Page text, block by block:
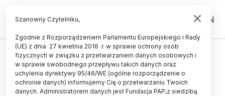
PL EN
ŚWIAT
Aktywność fizyczna zmniejsza
ryzyko chorób przewlekłych
Szanowny Czytelniku,
Zgodnie z Rozporządzeniem Parlamentu Europejskiego i Rady
(UE) z dnia 27 kwietnia 2016 r. w sprawie ochrony osób
fizycznych w związku z przetwarzaniem danych osobowych i
w sprawie swobodnego przepływu takich danych oraz
uchylenia dyrektywy 95/46/WE (ogólne rozporządzenie o
ochronie danych) informujemy Cię o przetwarzaniu Twoich
danych. Administratorem danych jest Fundacja PAP,z siedzibą